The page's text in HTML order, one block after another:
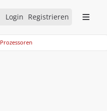
Login Registrieren
Prozessoren